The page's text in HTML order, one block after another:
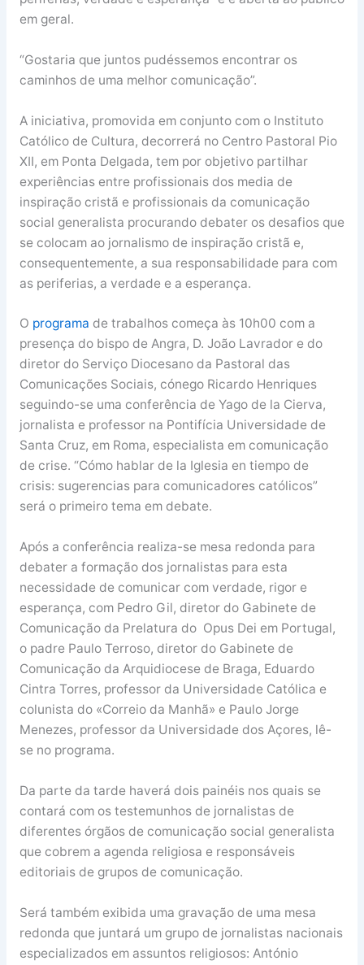
em geral.
“Gostaria que juntos pudéssemos encontrar os
caminhos de uma melhor comunicação”.
A iniciativa, promovida em conjunto com o Instituto
Católico de Cultura, decorrerá no Centro Pastoral Pio
XII, em Ponta Delgada, tem por objetivo partilhar
experiências entre profissionais dos media de
inspiração cristã e profissionais da comunicação
social generalista procurando debater os desafios que
se colocam ao jornalismo de inspiração cristã e,
consequentemente, a sua responsabilidade para com
as periferias, a verdade e a esperança.
O programa de trabalhos começa às 10h00 com a
presença do bispo de Angra, D. João Lavrador e do
diretor do Serviço Diocesano da Pastoral das
Comunicações Sociais, cónego Ricardo Henriques
seguindo-se uma conferência de Yago de la Cierva,
jornalista e professor na Pontifícia Universidade de
Santa Cruz, em Roma, especialista em comunicação
de crise. “Cómo hablar de la Iglesia en tiempo de
crisis: sugerencias para comunicadores católicos”
será o primeiro tema em debate.
Após a conferência realiza-se mesa redonda para
debater a formação dos jornalistas para esta
necessidade de comunicar com verdade, rigor e
esperança, com Pedro Gil, diretor do Gabinete de
Comunicação da Prelatura do Opus Dei em Portugal,
o padre Paulo Terroso, diretor do Gabinete de
Comunicação da Arquidiocese de Braga, Eduardo
Cintra Torres, professor da Universidade Católica e
colunista do «Correio da Manhã» e Paulo Jorge
Menezes, professor da Universidade dos Açores, lê-
se no programa.
Da parte da tarde haverá dois painéis nos quais se
contará com os testemunhos de jornalistas de
diferentes órgãos de comunicação social generalista
que cobrem a agenda religiosa e responsáveis
editoriais de grupos de comunicação.
Será também exibida uma gravação de uma mesa
redonda que juntará um grupo de jornalistas nacionais
especializados em assuntos religiosos: António